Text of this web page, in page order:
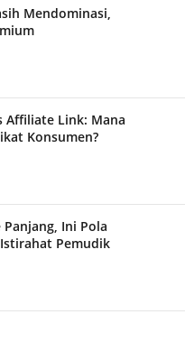
Mendominasi,
Affiliate Link: Mana
Konsumen?
Ini Pola
Pemudik